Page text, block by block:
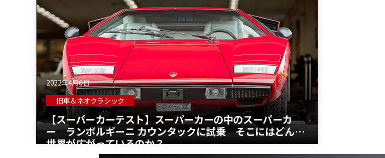
2022年4月6日
旧車＆ネオクラシック
【スーパーカーテスト】スーパーカーの中のスーパーカ
ー ランボルギーニ カウンタックに試乗 そこにはどんな
世界が広がっているのか？